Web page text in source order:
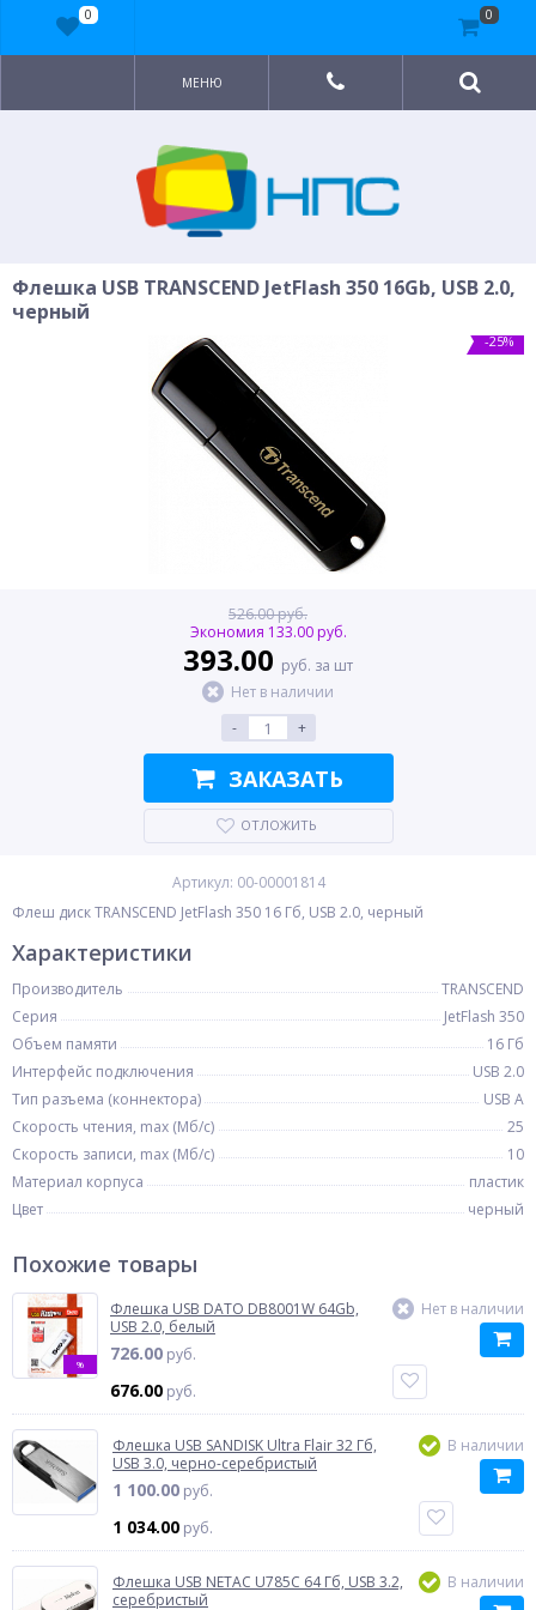
МЕНЮ
Флешка USB TRANSCEND JetFlash 350 16Gb, USB 2.0,
черный
-25%
526.00 руб.
Экономия 133.00 руб.
393.00 руб. за шт
Нет в наличии
-
+
ЗАКАЗАТЬ
ОТЛОЖИТЬ
Артикул: 00-00001814
Флеш диск TRANSCEND JetFlash 350 16 Гб, USB 2.0, черный
Характеристики
Производитель
TRANSCEND
Серия
JetFlash 350
Объем памяти
16 Гб
Интерфейс подключения
USB 2.0
Тип разъема (коннектора)
USB A
Скорость чтения, max (Мб/с)
25
Скорость записи, max (Мб/с)
10
Материал корпуса
пластик
Цвет
черный
Похожие товары
%
Флешка USB DATO DB8001W 64Gb,
USB 2.0, белый
726.00 руб.
676.00 руб.
Нет в наличии
Флешка USB SANDISK Ultra Flair 32 Гб,
USB 3.0, черно-серебристый
1 100.00 руб.
1 034.00 руб.
В наличии
Флешка USB NETAC U785C 64 Гб, USB 3.2,
серебристый
В наличии
0 0